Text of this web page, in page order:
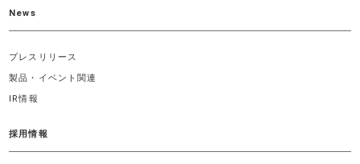
News
プレスリリース
製品・イベント関連
IR情報
採用情報